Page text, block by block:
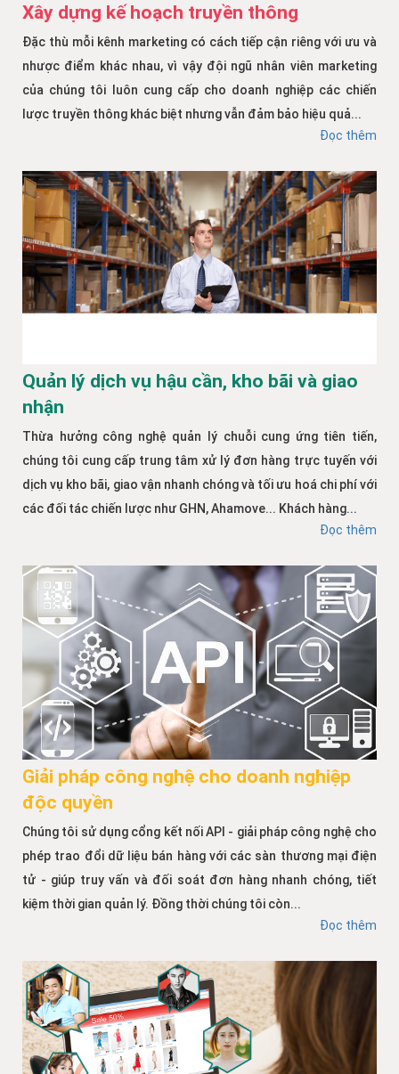
Xây dựng kế hoạch truyền thông
Đặc thù mỗi kênh marketing có cách tiếp cận riêng với ưu và
nhược điểm khác nhau, vì vậy đội ngũ nhân viên marketing
của chúng tôi luôn cung cấp cho doanh nghiệp các chiến
lược truyền thông khác biệt nhưng vẫn đảm bảo hiệu quả...
Đọc thêm
Quản lý dịch vụ hậu cần, kho bãi và giao
nhận
Thừa hưởng công nghệ quản lý chuỗi cung ứng tiên tiến,
chúng tôi cung cấp trung tâm xử lý đơn hàng trực tuyến với
dịch vụ kho bãi, giao vận nhanh chóng và tối ưu hoá chi phí với
các đối tác chiến lược như GHN, Ahamove... Khách hàng...
Đọc thêm
Giải pháp công nghệ cho doanh nghiệp
độc quyền
Chúng tôi sử dụng cổng kết nối API - giải pháp công nghệ cho
phép trao đổi dữ liệu bán hàng với các sàn thương mại điện
tử - giúp truy vấn và đối soát đơn hàng nhanh chóng, tiết
kiệm thời gian quản lý. Đồng thời chúng tôi còn...
Đọc thêm